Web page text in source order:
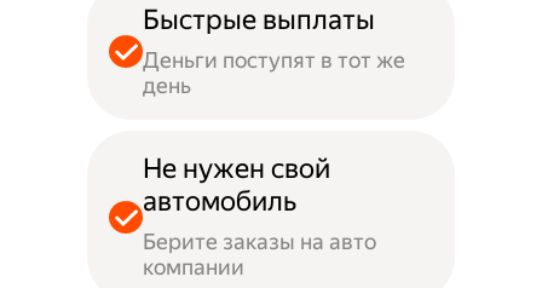
Быстрые выплаты
Деньги поступят в тот же
день
Не нужен свой
автомобиль
Берите заказы на авто
компании